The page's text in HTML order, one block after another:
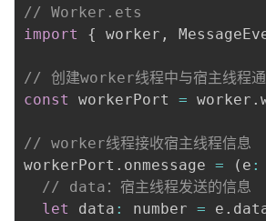
// Worker.ets
import
{ worker ,
// 创建worker线程中与宿主线程通
const
workerPort = worker .
// worker线程接收宿主线程信息
workerPort . onmessage = ( e :
// data：宿主线程发送的信息
let
data : number = e .